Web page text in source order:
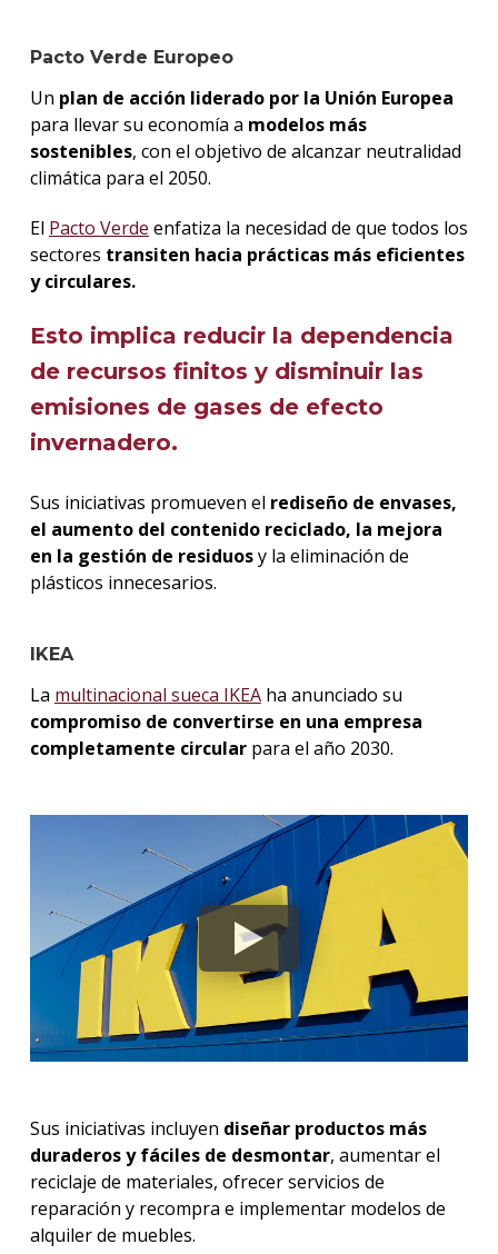
Pacto Verde Europeo
Un plan de acción liderado por la Unión Europea
para llevar su economía a modelos más
sostenibles, con el objetivo de alcanzar neutralidad
climática para el 2050.
El Pacto Verde enfatiza la necesidad de que todos los
sectores transiten hacia prácticas más eficientes
y circulares.
Esto implica reducir la dependencia
de recursos finitos y disminuir las
emisiones de gases de efecto
invernadero.
Sus iniciativas promueven el rediseño de envases,
el aumento del contenido reciclado, la mejora
en la gestión de residuosy la eliminación de
plásticos innecesarios.
IKEA
La multinacional sueca IKEAha anunciado su
compromiso de convertirse en una empresa
completamente circularpara el año 2030.
Sus iniciativas incluyen diseñar productos más
duraderos y fáciles de desmontar, aumentar el
reciclaje de materiales, ofrecer servicios de
reparación y recompra e implementar modelos de
alquiler de muebles.